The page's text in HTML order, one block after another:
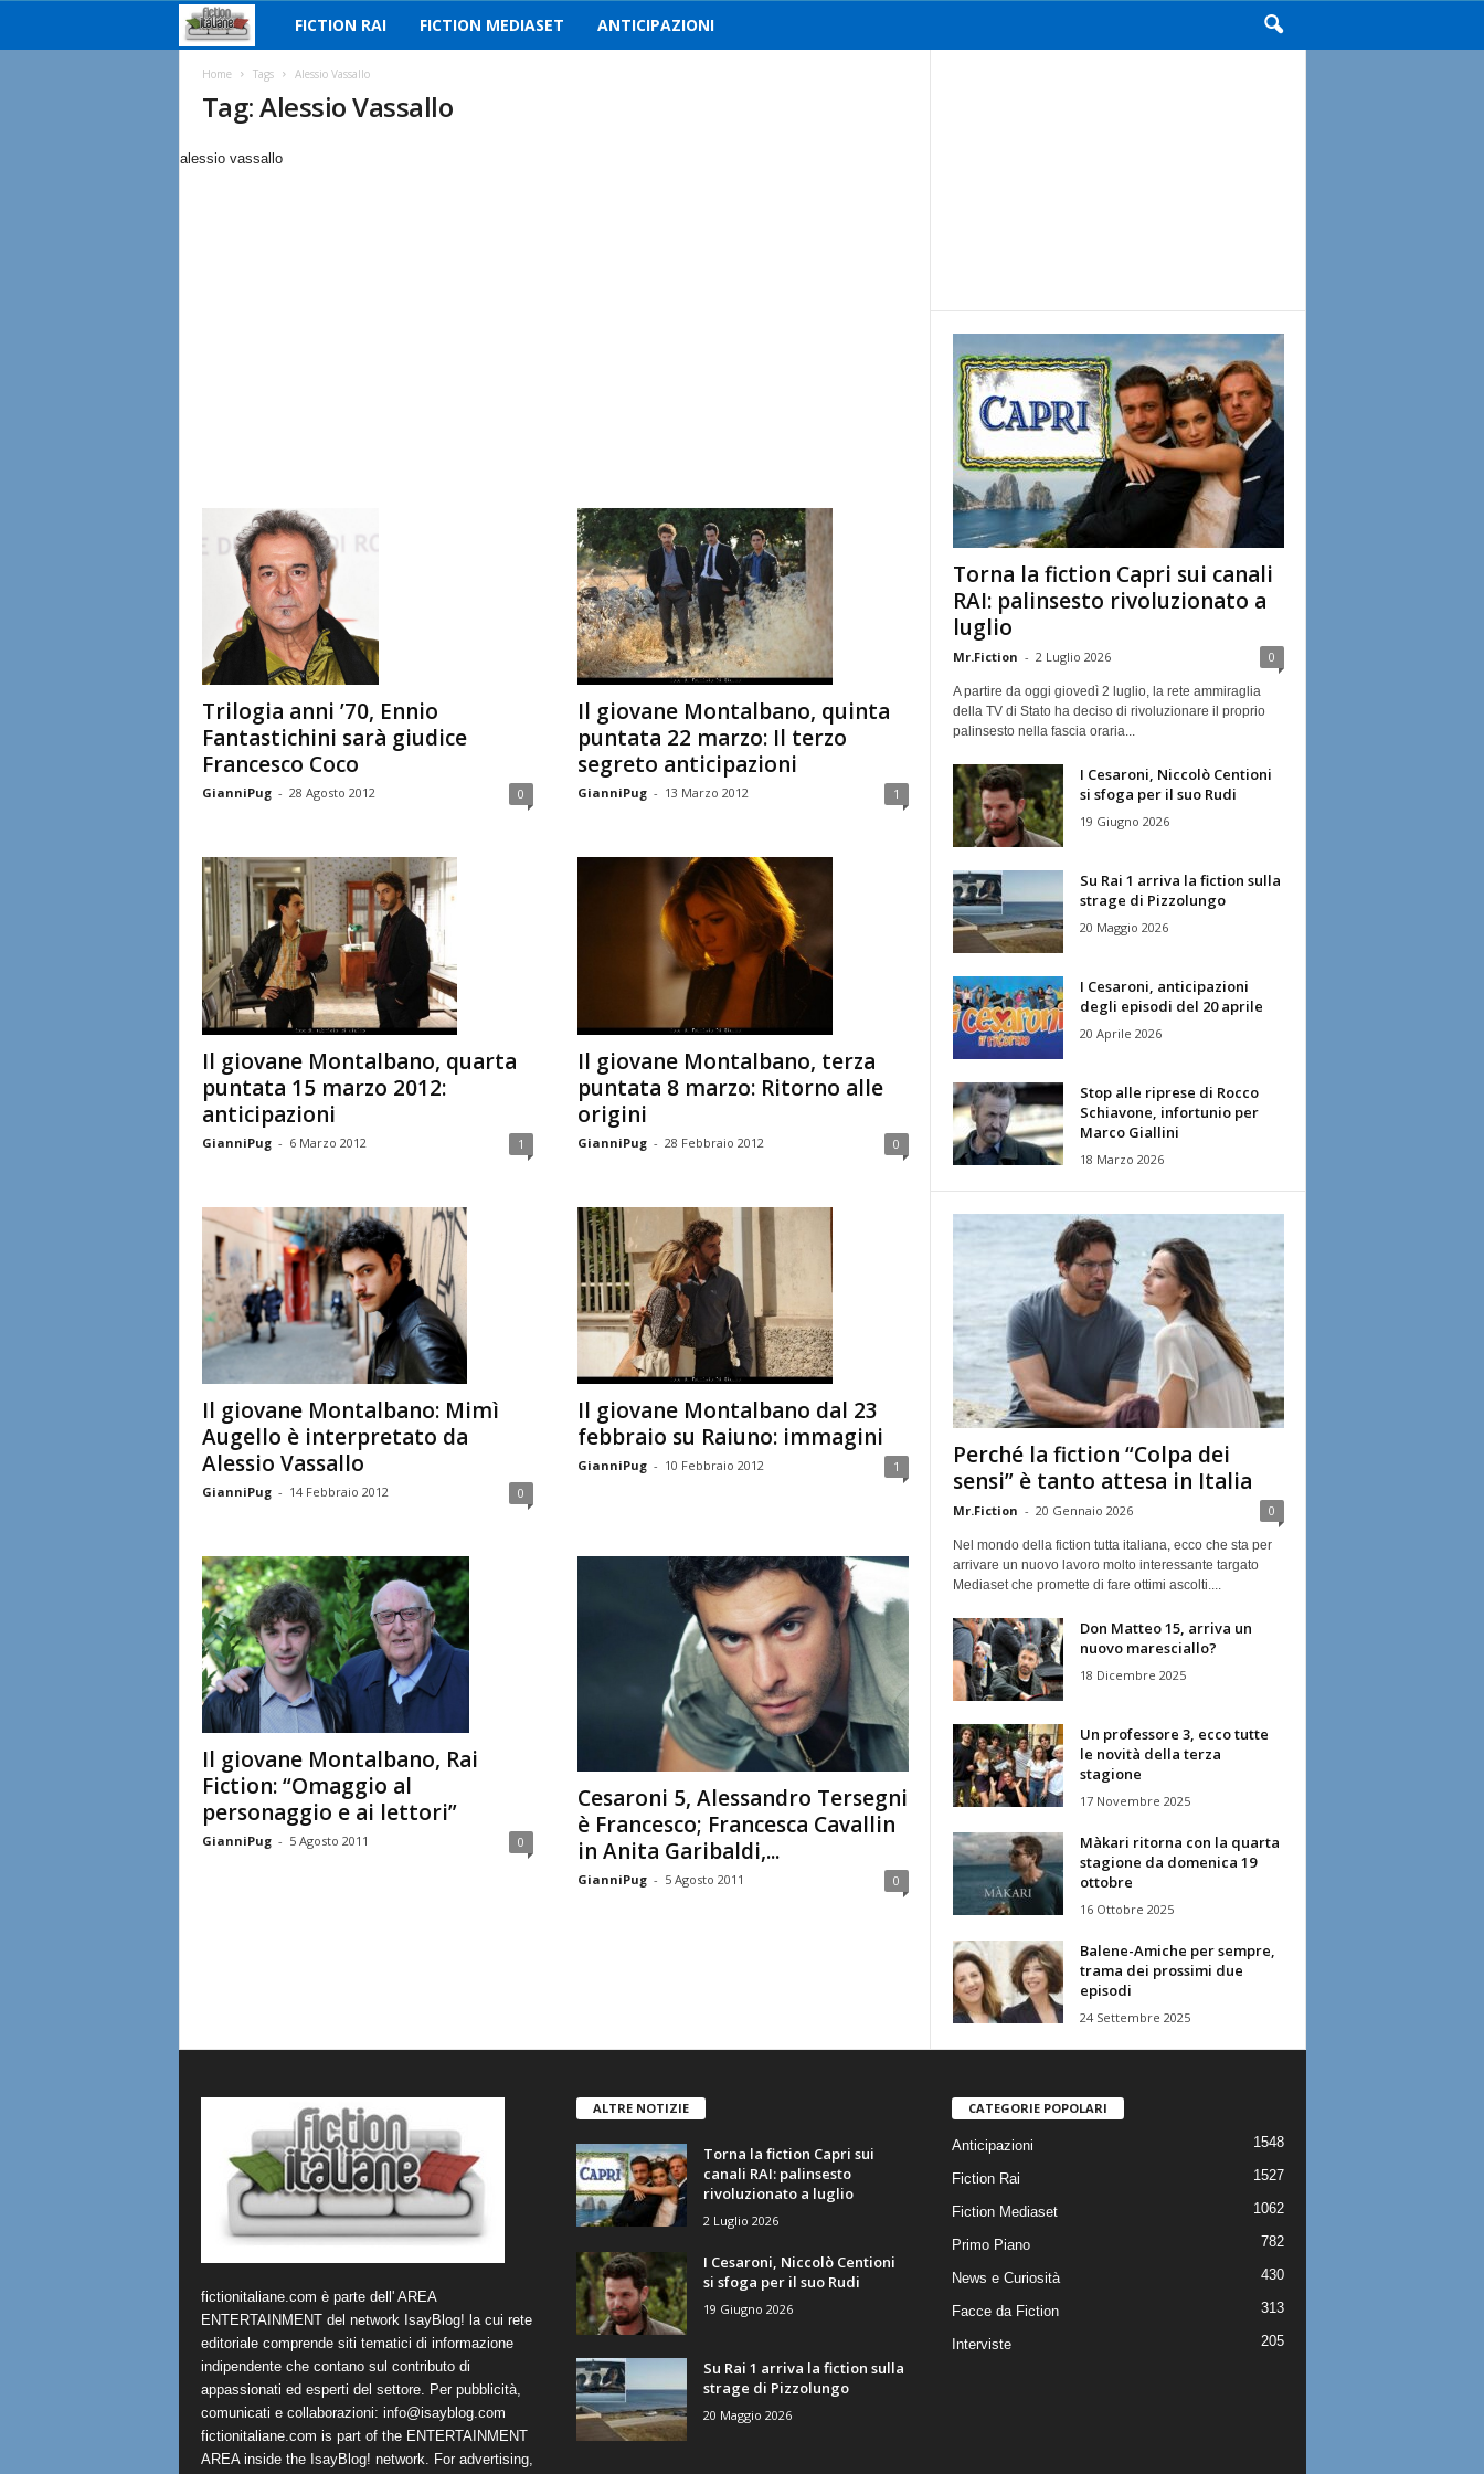
c
l
i
a
n
e
FICTION RAI FICTION MEDIASET ANTICIPAZIONI
Home Tags Alessio Vassallo
Tag: Alessio Vassallo
alessio vassallo
Trilogia anni ’70, Ennio
Fantastichini sarà giudice
Francesco Coco
GianniPug - 28 Agosto 2012 0
Il giovane Montalbano, quinta
puntata 22 marzo: Il terzo
segreto anticipazioni
GianniPug - 13 Marzo 2012 1
Il giovane Montalbano, quarta
puntata 15 marzo 2012:
anticipazioni
GianniPug - 6 Marzo 2012 1
Il giovane Montalbano, terza
puntata 8 marzo: Ritorno alle
origini
GianniPug - 28 Febbraio 2012 0
Il giovane Montalbano: Mimì
Augello è interpretato da
Alessio Vassallo
GianniPug - 14 Febbraio 2012 0
Il giovane Montalbano dal 23
febbraio su Raiuno: immagini
GianniPug - 10 Febbraio 2012 1
Il giovane Montalbano, Rai
Fiction: “Omaggio al
personaggio e ai lettori”
GianniPug - 5 Agosto 2011 0
Cesaroni 5, Alessandro Tersegni
è Francesco; Francesca Cavallin
in Anita Garibaldi,...
GianniPug - 5 Agosto 2011 0
Torna la fiction Capri sui canali
RAI: palinsesto rivoluzionato a
luglio
Mr.Fiction - 2 Luglio 2026 0
A partire da oggi giovedì 2 luglio, la rete ammiraglia
della TV di Stato ha deciso di rivoluzionare il proprio
palinsesto nella fascia oraria...
I Cesaroni, Niccolò Centioni
si sfoga per il suo Rudi
19 Giugno 2026
Su Rai 1 arriva la fiction sulla
strage di Pizzolungo
20 Maggio 2026
I Cesaroni, anticipazioni
degli episodi del 20 aprile
20 Aprile 2026
Stop alle riprese di Rocco
Schiavone, infortunio per
Marco Giallini
18 Marzo 2026
Perché la fiction “Colpa dei
sensi” è tanto attesa in Italia
Mr.Fiction - 20 Gennaio 2026 0
Nel mondo della fiction tutta italiana, ecco che sta per
arrivare un nuovo lavoro molto interessante targato
Mediaset che promette di fare ottimi ascolti....
Don Matteo 15, arriva un
nuovo maresciallo?
18 Dicembre 2025
Un professore 3, ecco tutte
le novità della terza
stagione
17 Novembre 2025
Màkari ritorna con la quarta
stagione da domenica 19
ottobre
16 Ottobre 2025
Balene-Amiche per sempre,
trama dei prossimi due
episodi
24 Settembre 2025
fictionitaliane.com è parte dell' AREA
ENTERTAINMENT del network IsayBlog! la cui rete
editoriale comprende siti tematici di informazione
indipendente che contano sul contributo di
appassionati ed esperti del settore. Per pubblicità,
comunicati e collaborazioni: info@isayblog.com
fictionitaliane.com is part of the ENTERTAINMENT
AREA inside the IsayBlog! network. For advertising,
ALTRE NOTIZIE
Torna la fiction Capri sui
canali RAI: palinsesto
rivoluzionato a luglio
2 Luglio 2026
I Cesaroni, Niccolò Centioni
si sfoga per il suo Rudi
19 Giugno 2026
Su Rai 1 arriva la fiction sulla
strage di Pizzolungo
20 Maggio 2026
CATEGORIE POPOLARI
Anticipazioni 1548
Fiction Rai 1527
Fiction Mediaset 1062
Primo Piano 782
News e Curiosità 430
Facce da Fiction 313
Interviste 205